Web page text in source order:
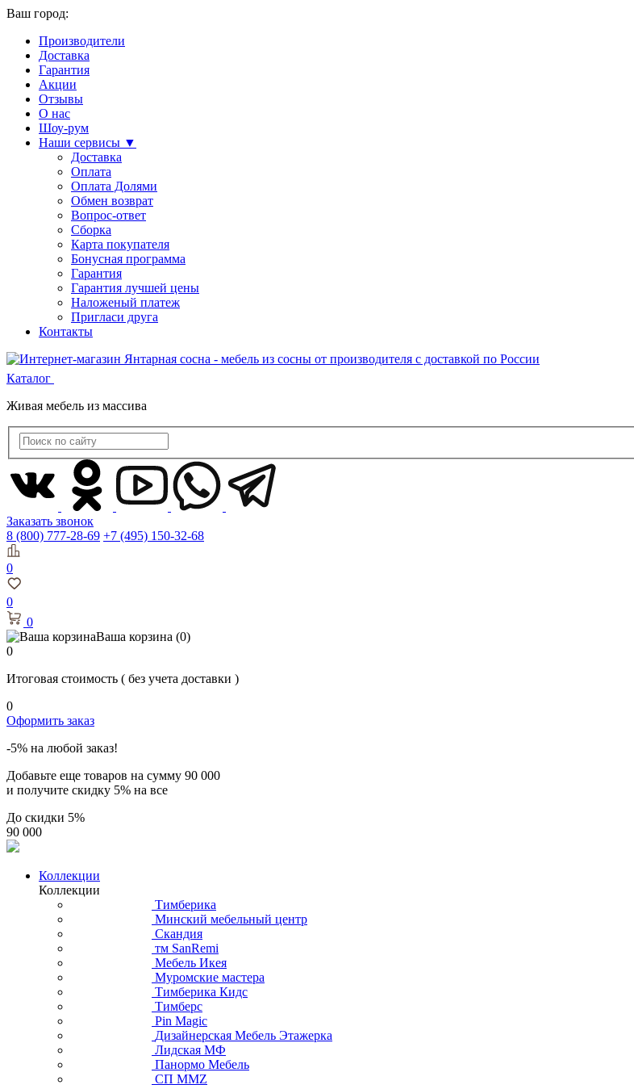
Ваш город:
Производители
Доставка
Гарантия
Акции
Отзывы
О нас
Шоу-рум
Наши сервисы ▼
Доставка
Оплата
Оплата Долями
Обмен возврат
Вопрос-ответ
Сборка
Карта покупателя
Бонусная программа
Гарантия
Гарантия лучшей цены
Наложеный платеж
Пригласи друга
Контакты
Каталог
Живая мебель из массива
Заказать звонок
8 (800) 777-28-69 +7 (495) 150-32-68
0
0
0
Ваша корзина (0)
0
Итоговая стоимость ( без учета доставки )
0
Оформить заказ
-5% на любой заказ!
Добавьте еще товаров на сумму 90 000
и получите скидку 5% на все
До скидки 5%
90 000
Коллекции
Коллекции
Тимберика
Минский мебельный центр
Скандия
тм SanRemi
Мебель Икея
Муромские мастера
Тимберика Кидс
Тимберс
Pin Magic
Дизайнерская Мебель Этажерка
Лидская МФ
Панормо Мебель
СП ММZ